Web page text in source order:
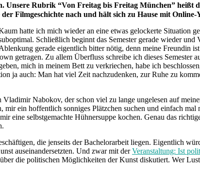
Rubrik “Von Freitag bis Freitag München” heißt
Filmgeschichte nach und hält sich zu Hause mit Online-
hatte ich mich wieder an eine etwas gelockerte Situation
Schließlich beginnt das Semester gerade wieder und
gerade eigentlich bitter nötig, denn meine Freundin
getragen. Zu allem Überfluss schreibe ich dieses Semester
mich in meinem Bett zu verkriechen, habe ich
ja auch: Man hat viel Zeit nachzudenken, zur Ruhe zu
Nabokov, der schon viel zu lange ungelesen auf
ein hoffentlich sonniges Plätzchen suchen und einfach mal
eine selbstgemachte Hühnersuppe kochen. Genau das
die jenseits der Bachelorarbeit liegen. Eigentlich
auseinandersetzten. Und zwar mit derVeranstaltung: Ist
die politischen Möglichkeiten der Kunst diskutiert. Wer